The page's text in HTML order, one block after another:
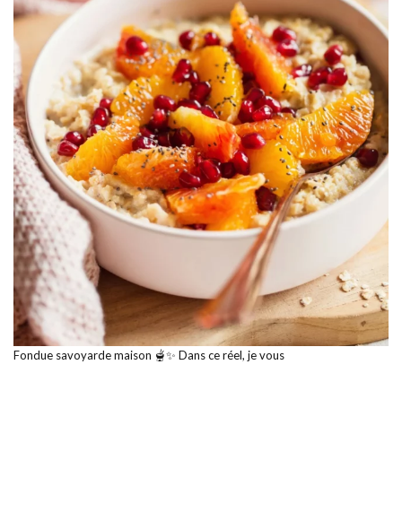
Fondue savoyarde maison 🫕✨ Dans ce réel, je vous